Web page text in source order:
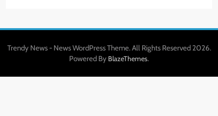
Trendy News - News WordPress Theme. All Rights Reserved 2026.
Powered By BlazeThemes.